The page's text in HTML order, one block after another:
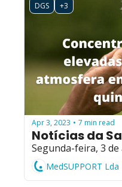
DGS +3
Apr 3, 2023 • 7 min read
Notícias da
Segunda-feira, 3 de
MedSUPPORT Lda